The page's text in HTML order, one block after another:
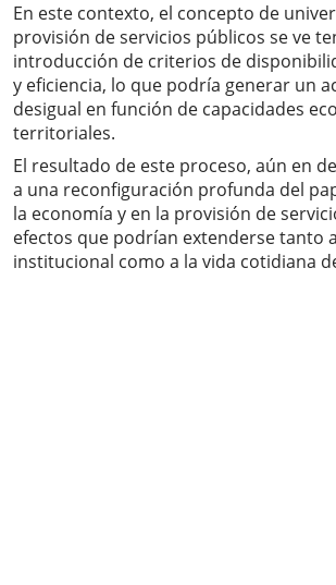
En este contexto, el concepto de
provisión de servicios públicos se ve
introducción de criterios de
y eficiencia, lo que podría generar un
desigual en función de capacidades
territoriales.
El resultado de este proceso, aún en
a una reconfiguración profunda del
la economía y en la provisión de
efectos que podrían extenderse tanto
institucional como a la vida cotidiana